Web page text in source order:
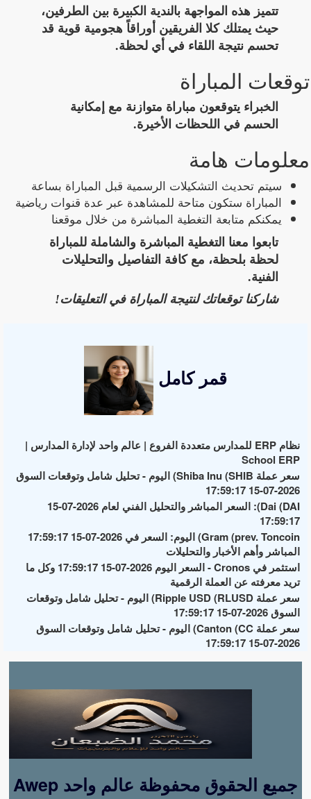
تتميز هذه المواجهة بالندية الكبيرة بين الطرفين،
حيث يمتلك كلا الفريقين أوراقاً هجومية قوية قد
تحسم نتيجة اللقاء في أي لحظة.
توقعات المباراة
الخبراء يتوقعون مباراة متوازنة مع إمكانية
الحسم في اللحظات الأخيرة.
معلومات هامة
سيتم تحديث التشكيلات الرسمية قبل المباراة بساعة
المباراة ستكون متاحة للمشاهدة عبر عدة قنوات رياضية
يمكنكم متابعة التغطية المباشرة من خلال موقعنا
تابعوا معنا التغطية المباشرة والشاملة للمباراة
لحظة بلحظة، مع كافة التفاصيل والتحليلات
الفنية.
شاركنا توقعاتك لنتيجة المباراة في التعليقات!
قمر كامل
نظام ERP للمدارس متعددة الفروع | عالم واحد لإدارة المدارس |
School ERP
سعر عملة Shiba Inu (SHIB) اليوم - تحليل شامل وتوقعات السوق
2026-07-15 17:59:17
Dai (DAI): السعر المباشر والتحليل الفني لعام 2026-07-15
17:59:17
Gram (prev. Toncoin) اليوم: السعر في 2026-07-15 17:59:17
المباشر وأهم الأخبار والتحليلات
استثمر في Cronos - السعر اليوم 2026-07-15 17:59:17 وكل ما
تريد معرفته عن العملة الرقمية
سعر عملة Ripple USD (RLUSD) اليوم - تحليل شامل وتوقعات
السوق 2026-07-15 17:59:17
سعر عملة Canton (CC) اليوم - تحليل شامل وتوقعات السوق
2026-07-15 17:59:17
Awep جميع الحقوق محفوظة عالم واحد